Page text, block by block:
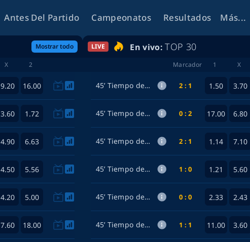
Antes Del Partido Campeonatos Resultados Más...
Mostrar todo
X 2
9.20 16.00
3.60 1.72
4.90 6.63
4.50 5.56
4.20 5.00
7.60 18.00
LIVE En vivo:TOP 30
Marcador 1 X
Jagiellonia Bialystok — Rangers
45’ Tiempo de descanso 2 : 1 1.50 3.70
Maccabi Tel Aviv — CSKA-Sofia
45’ Tiempo de descanso 0 : 2 17.00 6.80
FC Noah — Sion
45’ Tiempo de descanso 2 : 1 1.14 7.10
Jablonec — Rigas Futbola Skola
45’ Tiempo de descanso 1 : 0 1.21 5.60
HJK Helsinki — Motherwell
45’ Tiempo de descanso 0 : 0 2.33 2.43
Paide Linnameeskond — Rapid Vienna
45’ Tiempo de descanso 1 : 1 11.00 3.60